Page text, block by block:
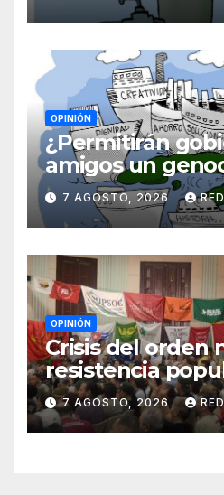
OPINIÓN
¿Permitirán
amigos un
Cuba? Por
Blanch
7 AGOSTO, 2026
OPINIÓN
Crisis del orden
resistencia
el inicio de la IV
Continental de
Movimientos en
7 AGOSTO, 2026